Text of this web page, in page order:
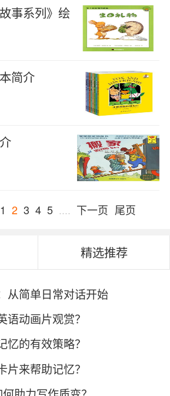
事系列》绘
简介
1 2 3 4 5 .... 下一页 尾页
精选推荐
从简单日常对话开始
语动画片观赏？
忆的有效策略？
片来帮助记忆？